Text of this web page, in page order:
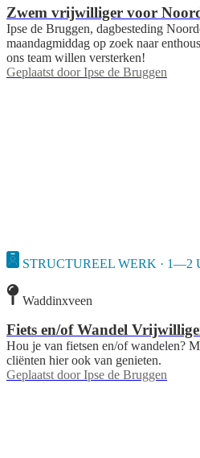
Zwem vrijwilliger voor
Ipse de Bruggen, dagbesteding
maandagmiddag op zoek naar
ons team willen versterken!
Geplaatst door Ipse de Bruggen
STRUCTUREEL WERK · 1—2
Waddinxveen
Fiets en/of Wandel
Hou je van fietsen en/of wandelen?
cliënten hier ook van genieten.
Geplaatst door Ipse de Bruggen